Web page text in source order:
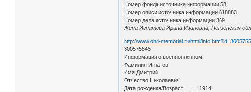
Номер фонда источника информации 58
Номер описи источника информации 818883
Номер дела источника информации 369
Жена Игнатова Ирина Ивановна, Пензенская
http://www.obd-memorial.ru/html/
300575545
Информация о военнопленном
Фамилия Игнатов
Имя Дмитрий
Отчество Николаевич
Дата рождения/Возраст __.__.1914